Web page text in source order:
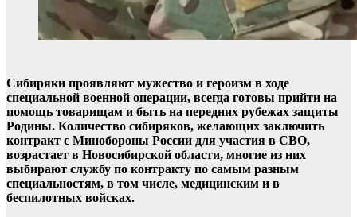
Сибиряки проявляют мужество и героизм в ходе
специальной военной операции, всегда готовы прийти на
помощь товарищам и быть на передних рубежах защиты
Родины. Количество сибиряков, желающих заключить
контракт с Минобороны России для участия в СВО,
возрастает в Новосибирской области, многие из них
выбирают службу по контракту по самым разным
специальностям, в том числе, медицинским и в
беспилотных войсках.